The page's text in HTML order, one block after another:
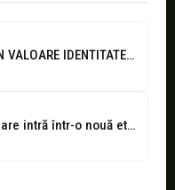
MARAMUREȘUL ÎȘI PUNE ÎN VALOARE IDENTITATEA | Peste 1,1 milioane de euro...
Muzeul Satului din Baia Mare intră într-o nouă etapă de modernizare